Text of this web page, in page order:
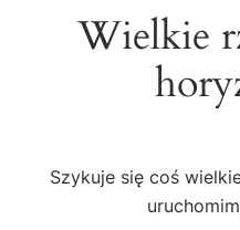
Wielkie
Szykuje się coś